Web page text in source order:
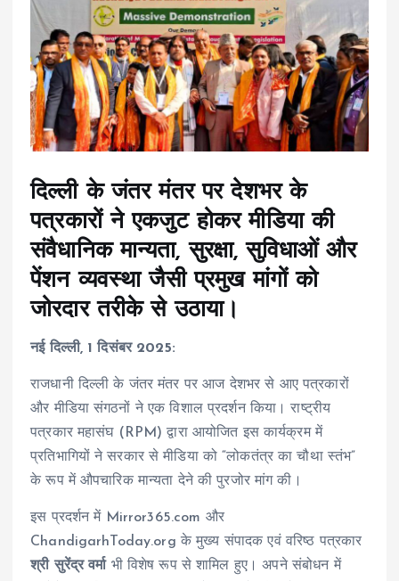
दिल्ली के जंतर मंतर पर देशभर के
पत्रकारों ने एकजुट होकर मीडिया की
संवैधानिक मान्यता, सुरक्षा, सुविधाओं और
पेंशन व्यवस्था जैसी प्रमुख मांगों को
जोरदार तरीके से उठाया।
नई दिल्ली, 1 दिसंबर 2025:
राजधानी दिल्ली के जंतर मंतर पर आज देशभर से आए पत्रकारों
और मीडिया संगठनों ने एक विशाल प्रदर्शन किया। राष्ट्रीय
पत्रकार महासंघ (RPM) द्वारा आयोजित इस कार्यक्रम में
प्रतिभागियों ने सरकार से मीडिया को “लोकतंत्र का चौथा स्तंभ”
के रूप में औपचारिक मान्यता देने की पुरजोर मांग की।
इस प्रदर्शन में Mirror365.com और
ChandigarhToday.org के मुख्य संपादक एवं वरिष्ठ पत्रकार
श्री सुरेंद्र वर्माभी विशेष रूप से शामिल हुए। अपने संबोधन में